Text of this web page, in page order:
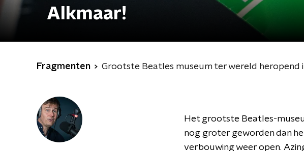
Alkmaar!
Fragmenten Grootste Beatles museum ter wereld heropend
Het grootste Beatles-
nog groter geworden dan
verbouwing weer open.